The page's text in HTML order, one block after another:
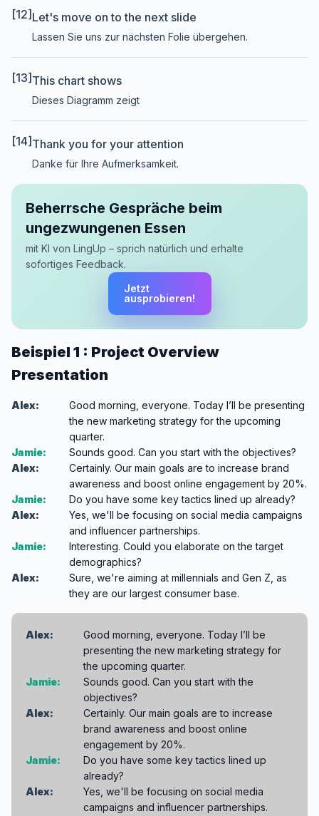
[12] Let's move on to the next slide
Lassen Sie uns zur nächsten Folie übergehen.
[13] This chart shows
Dieses Diagramm zeigt
[14] Thank you for your attention
Danke für Ihre Aufmerksamkeit.
Beherrsche Gespräche beim
ungezwungenen Essen
mit KI von LingUp – sprich natürlich und erhalte
sofortiges Feedback.
Jetzt
ausprobieren!
Beispiel 1 : Project Overview
Presentation
Alex:
Good morning, everyone. Today I’ll be presenting
the new marketing strategy for the upcoming
quarter.
Jamie:
Sounds good. Can you start with the objectives?
Alex:
Certainly. Our main goals are to increase brand
awareness and boost online engagement by 20%.
Jamie:
Do you have some key tactics lined up already?
Alex:
Yes, we'll be focusing on social media campaigns
and influencer partnerships.
Jamie:
Interesting. Could you elaborate on the target
demographics?
Alex:
Sure, we're aiming at millennials and Gen Z, as
they are our largest consumer base.
Alex:
Good morning, everyone. Today I’ll be
presenting the new marketing strategy for
the upcoming quarter.
Jamie:
Sounds good. Can you start with the
objectives?
Alex:
Certainly. Our main goals are to increase
brand awareness and boost online
engagement by 20%.
Jamie:
Do you have some key tactics lined up
already?
Alex:
Yes, we'll be focusing on social media
campaigns and influencer partnerships.